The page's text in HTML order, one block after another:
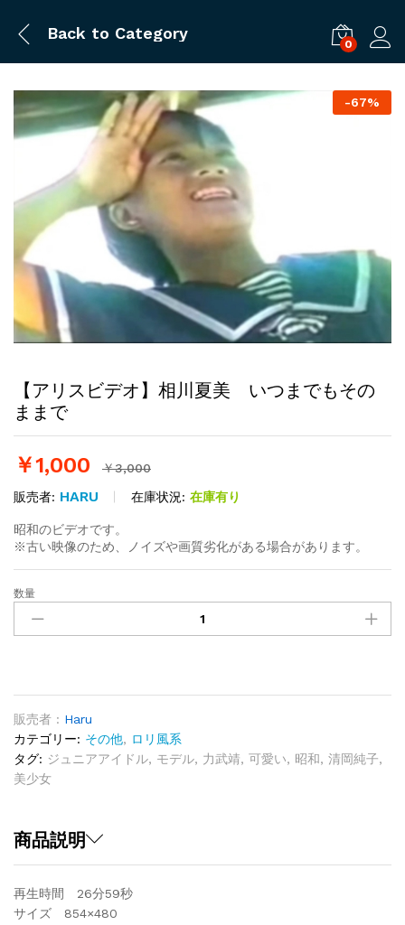
Back to Category
0
-67%
【アリスビデオ】相川夏美 いつまでもその
ままで
￥1,000 ￥3,000
販売者: HARU 在庫状況: 在庫有り
昭和のビデオです。
※古い映像のため、ノイズや画質劣化がある場合があります。
【ア
ス
オ】
相
川
夏
美
ま
そ
の
数量
販売者 : Haru
カテゴリー: その他, ロリ風系
タグ: ジュニアアイドル, モデル, 力武靖, 可愛い, 昭和, 清岡純子,
美少女
商品説明
再生時間 26分59秒
サイズ 854×480